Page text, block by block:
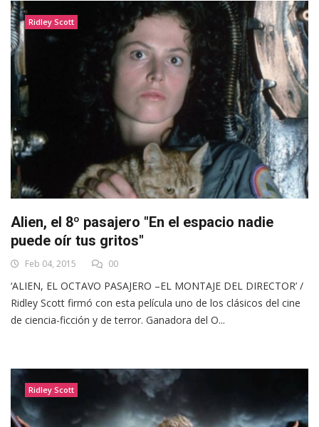
Ridley Scott
Alien, el 8º pasajero "En el espacio nadie
puede oír tus gritos"
Feb 04, 2015 00
‘ALIEN, EL OCTAVO PASAJERO –EL MONTAJE DEL DIRECTOR’ /
Ridley Scott firmó con esta película uno de los clásicos del cine
de ciencia-ficción y de terror. Ganadora del O...
Ridley Scott